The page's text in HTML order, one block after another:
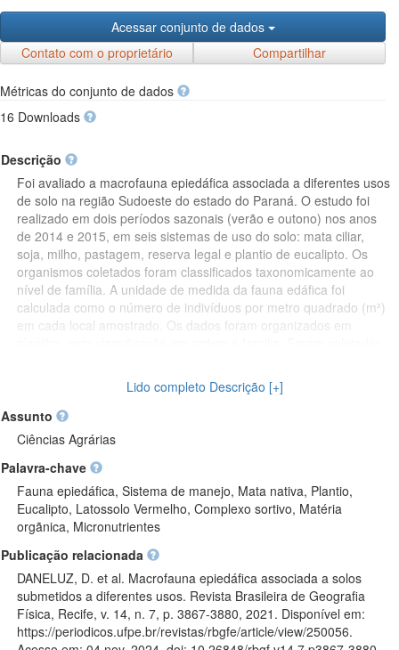
Acessar conjunto de dados
Contato com o proprietário
Compartilhar
Métricas do conjunto de dados
16 Downloads
Descrição
Foi avaliado a macrofauna epiedáfica associada a diferentes usos
de solo na região Sudoeste do estado do Paraná. O estudo foi
realizado em dois períodos sazonais (verão e outono) nos anos
de 2014 e 2015, em seis sistemas de uso do solo: mata ciliar,
soja, milho, pastagem, reserva legal e plantio de eucalipto. Os
organismos coletados foram classificados taxonomicamente ao
nível de família. A unidade de medida da fauna edáfica foi
calculada como o número de indivíduos por metro quadrado (m²)
em cada local amostrado. Os dados foram organizados em
e parâmetros químicos da camada superficial do solo. A análise
dos dados incluiu cálculos de diversidade, riqueza e frequência
dos grupos, além de análises variadas. Os resultados mostraram
variações significativas na composição e diversidade da
macrofauna entre os diferentes sistemas de manejo, com
destaque para maior riqueza nas áreas de reserva legal, eucalipto
e mata ciliar durante o verão, e reserva, eucalipto e pastagem no
outono. O clima da região foi classificado como Cfa subtropical
úmido e o solo como Latossolo Vermelho. A análise totalizou 6
eventos e 29 camadas. A planilha de dados está organizada por
evento de coleta e contém informações sobre o número de
indivíduos por grupo taxonômico, frequência relativa, parâmetros
do solo e índices ecológicos. (2024-10-30)
Lido completo Descrição [+]
Assunto
Ciências Agrárias
Palavra-chave
Fauna epiedáfica, Sistema de manejo, Mata nativa, Plantio,
Eucalipto, Latossolo Vermelho, Complexo sortivo, Matéria
orgãnica, Micronutrientes
Publicação relacionada
DANELUZ, D. et al. Macrofauna epiedáfica associada a solos
submetidos a diferentes usos. Revista Brasileira de Geografia
Física, Recife, v. 14, n. 7, p. 3867-3880, 2021. Disponível em:
https://periodicos.ufpe.br/revistas/rbgfe/article/view/250056.